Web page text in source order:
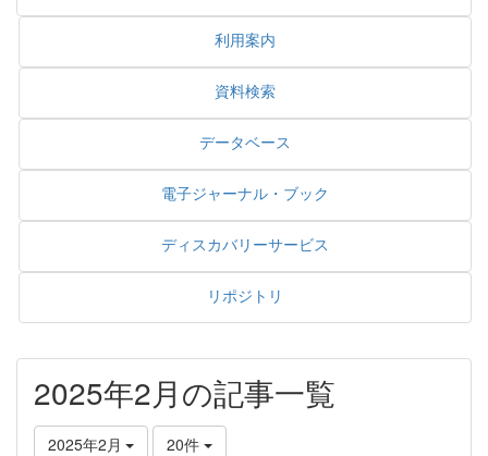
利用案内
資料検索
データベース
電子ジャーナル・ブック
ディスカバリーサービス
リポジトリ
2025年2月の記事一覧
2025年2月 20件